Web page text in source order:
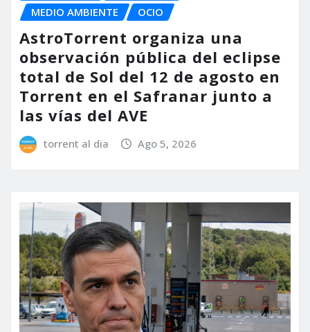
MEDIO AMBIENTE OCIO
AstroTorrent organiza una
observación pública del eclipse
total de Sol del 12 de agosto en
Torrent en el Safranar junto a
las vías del AVE
torrent al dia Ago 5, 2026